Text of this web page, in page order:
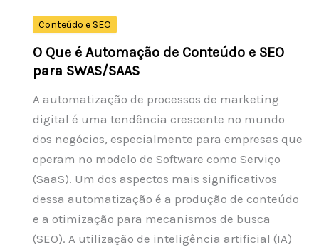
Conteúdo e SEO
O Que é Automação de Conteúdo e SEO
para SWAS/SAAS
A automatização de processos de marketing
digital é uma tendência crescente no mundo
dos negócios, especialmente para empresas que
operam no modelo de Software como Serviço
(SaaS). Um dos aspectos mais significativos
dessa automatização é a produção de conteúdo
e a otimização para mecanismos de busca
(SEO). A utilização de inteligência artificial (IA)